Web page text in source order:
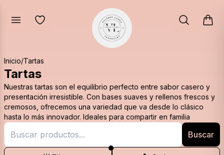
Inicio/Tartas
Tartas
Nuestras tartas son el equilibrio perfecto entre sabor casero y
presentación irresistible. Con bases suaves y rellenos frescos y
cremosos, ofrecemos una variedad que va desde lo clásico
hasta lo más innovador. Ideales para compartir en familia
Buscar